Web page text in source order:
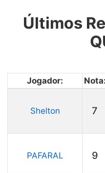
Últimos
Jogador: Nota:
Shelton 7
PAFARAL 9